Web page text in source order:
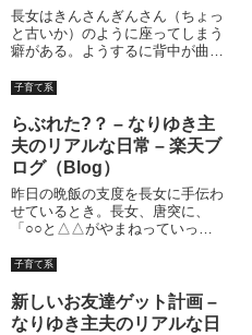
天ブログ（Blog）
長女はきんさんぎんさん（ちょっ
と古いか）のように座ってしまう
癖がある。ようするに背中が曲が
ば学校で脊髄湾曲身体検査をした
い。ま、学校で行った検査の結果
がなんであれ、背筋が曲がって
い...
子育て系
らぶれた?？ – なりゆき主
夫のリアルな日常 – 楽天ブ
ログ（Blog）
昨日の晩飯の支度を長女に手伝わ
せているとき。長女、唐突に、
「○○と△△がやまねっていっ
おした。「○○さんと、△△さん
ょっとわかりやすくいってごら
ん」長女は辛抱強く、もう一度言
子育て系
新しいお友達ゲット計画 –
なりゆき主夫のリアルな日